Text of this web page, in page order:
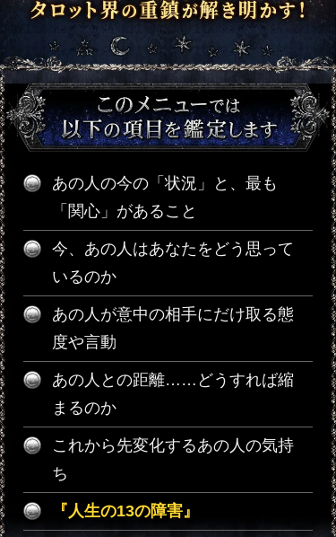
あの人の今の「状況」と、最も
「関心」があること
今、あの人はあなたをどう思って
いるのか
あの人が意中の相手にだけ取る態
度や言動
あの人との距離……どうすれば縮
まるのか
これから先変化するあの人の気持
ち
『人生の13の障害』